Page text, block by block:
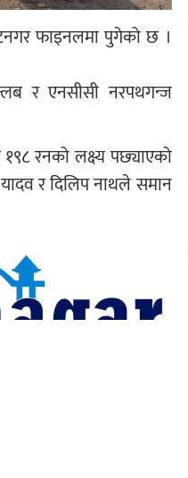
फाइनलमा पुगेको छ ।
र एनसीसी नरपथगन्ज
रनको लक्ष्य पछ्याएको
र दिलिप नाथले समान